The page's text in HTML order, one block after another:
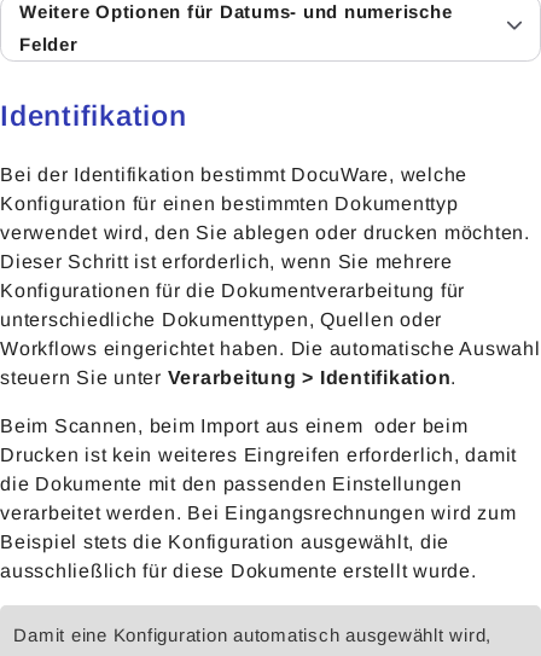
Weitere Optionen für Datums- und numerische
Felder
Identifikation
Bei der Identifikation bestimmt DocuWare, welche
Konfiguration für einen bestimmten Dokumenttyp
verwendet wird, den Sie ablegen oder drucken möchten.
Dieser Schritt ist erforderlich, wenn Sie mehrere
Konfigurationen für die Dokumentverarbeitung für
unterschiedliche Dokumenttypen, Quellen oder
Workflows eingerichtet haben. Die automatische Auswahl
steuern Sie unter Verarbeitung > Identifikation.
Beim Scannen, beim Import aus einem oder beim
Drucken ist kein weiteres Eingreifen erforderlich, damit
die Dokumente mit den passenden Einstellungen
verarbeitet werden. Bei Eingangsrechnungen wird zum
Beispiel stets die Konfiguration ausgewählt, die
ausschließlich für diese Dokumente erstellt wurde.
Damit eine Konfiguration automatisch ausgewählt wird,